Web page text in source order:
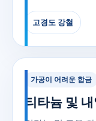
고경도 강철
가공이 어려운 합금
티타늄 및